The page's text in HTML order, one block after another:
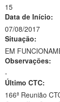
15
Data de Início:
07/08/2017
Situação:
EM
Observações:
-
Último CTC:
166ª Reunião